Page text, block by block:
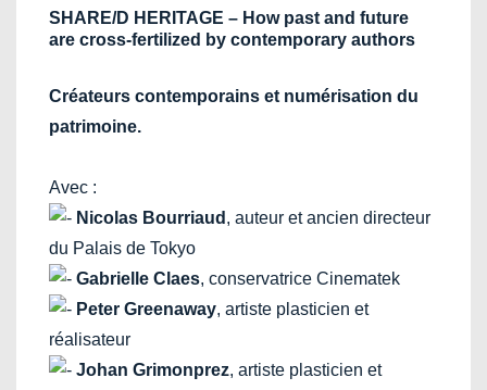
SHARE/D HERITAGE – How past and future
are cross-fertilized by contemporary authors
Créateurs contemporains et numérisation du
patrimoine.
Avec :
Nicolas Bourriaud , auteur et ancien directeur
du Palais de Tokyo
Gabrielle Claes, conservatrice Cinematek
Peter Greenaway, artiste plasticien et
réalisateur
Johan Grimonprez, artiste plasticien et